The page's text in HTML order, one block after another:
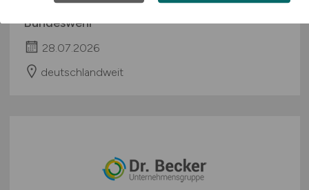
Bundesamt für das Personalmanagement der
Bundeswehr
28.07.2026
deutschlandweit